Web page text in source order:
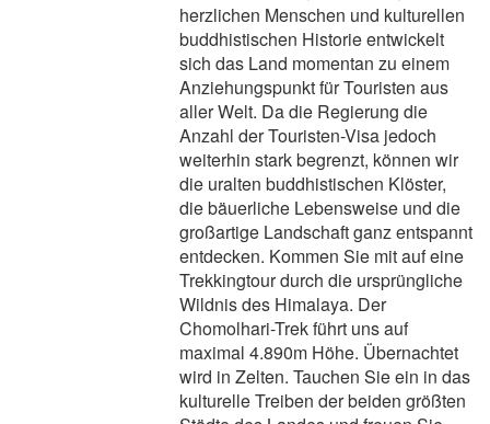
herzlichen Menschen und kulturellen
buddhistischen Historie entwickelt
sich das Land momentan zu einem
Anziehungspunkt für Touristen aus
aller Welt. Da die Regierung die
Anzahl der Touristen-Visa jedoch
weiterhin stark begrenzt, können wir
die uralten buddhistischen Klöster,
die bäuerliche Lebensweise und die
großartige Landschaft ganz entspannt
entdecken. Kommen Sie mit auf eine
Trekkingtour durch die ursprüngliche
Wildnis des Himalaya. Der
Chomolhari-Trek führt uns auf
maximal 4.890m Höhe. Übernachtet
wird in Zelten. Tauchen Sie ein in das
kulturelle Treiben der beiden größten